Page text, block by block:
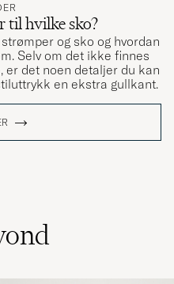
til hvilke sko?
og sko og hvordan
Selv om det ikke finnes
er det noen detaljer du kan
en ekstra gullkant.